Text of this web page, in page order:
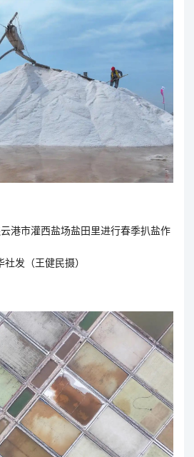
港市灌西盐场盐田里进行春季扒盐作
发（王健民摄）